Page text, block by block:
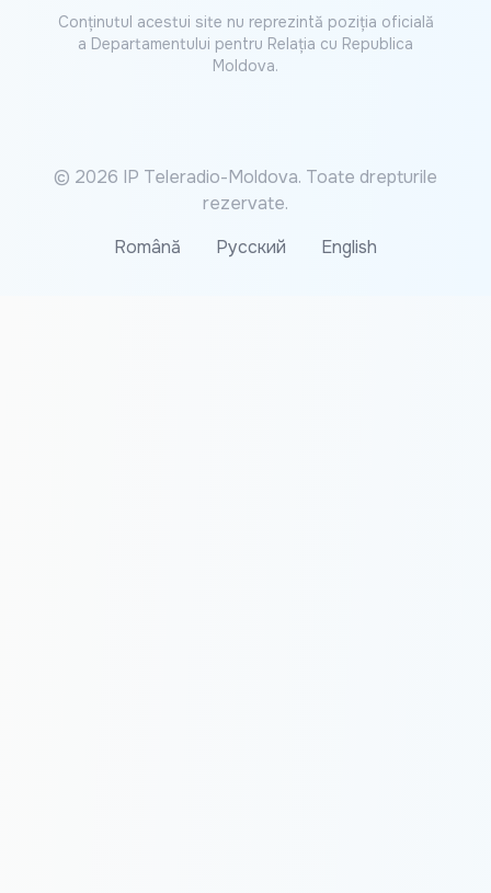
Conținutul acestui site nu reprezintă poziția oficială
a Departamentului pentru Relația cu Republica
Moldova.
© 2026 IP Teleradio-Moldova. Toate drepturile
rezervate.
Română
Русский English